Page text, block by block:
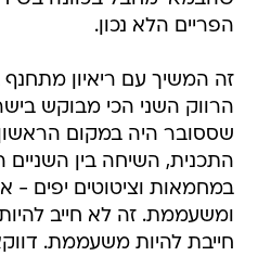
הפריים הלא נכון.
זה המשיך עם ריאיון
שססובר היה במקום
התכנית, השיחה בין השניים
במחמאות וציטוטים יפים -
ומשעממת. זה לא חייב
חייבת להיות משעממת.